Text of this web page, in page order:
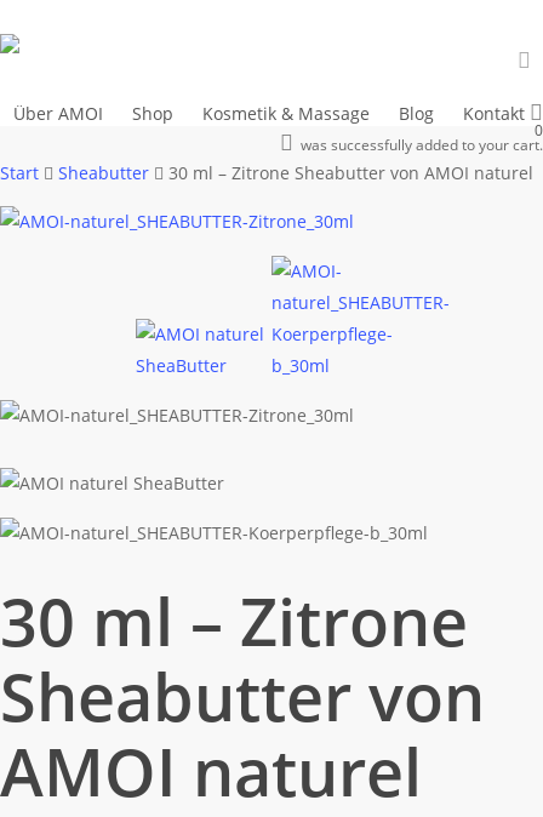
to
content
Über AMOI Shop Kosmetik & Massage Blog Kontakt
account 0
was successfully added to your cart.
Start Sheabutter 30 ml – Zitrone Sheabutter von AMOI naturel
30 ml – Zitrone
Sheabutter von
AMOI naturel